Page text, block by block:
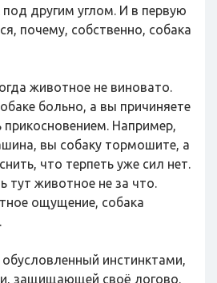
другим углом. И в первую
почему, собственно, собака
животное не виновато.
больно, а вы причиняете
Например,
вы собаку тормошите, а
что терпеть уже сил нет.
тут животное не за что.
ощущение, собака
инстинктами,
защищающей своё логово.